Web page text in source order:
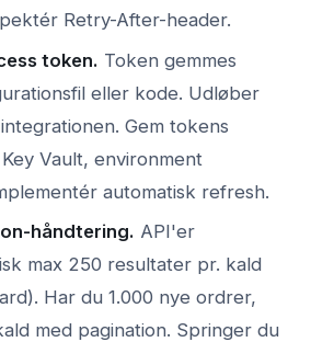
Retry-After-header.
token. Token gemmes
eller kode. Udløber
Gem tokens
Vault, environment
automatisk refresh.
håndtering. API'er
max 250 resultater pr. kald
Har du 1.000 nye ordrer,
med pagination. Springer du